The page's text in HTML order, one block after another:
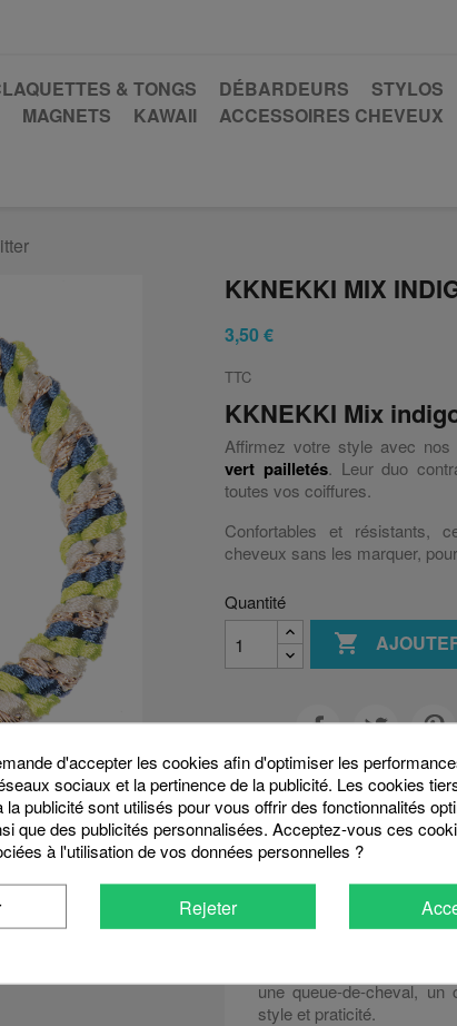
& TONGS DÉBARDEURS STYLOS
MAGNETS KAWAII ACCESSOIRES CHEVEUX
KKNEKKI MIX
3,50 €
TTC
KKNEKKI Mix
Affirmez votre style avec nos
vert pailletés. Leur duo
toutes vos coiffures.
Confortables et résistants,
cheveux sans les marquer,
Quantité

Partager
Description
Des élastiques
élastiques
distinguent par leur
une queue-de-cheval,
style et praticité.
d'accepter les cookies afin d'optimiser les
sociaux et la pertinence de la publicité. Les cookies
publicité sont utilisés pour vous offrir des fonctionnalités
que des publicités personnalisées. Acceptez-vous ces
à l'utilisation de vos données personnelles ?
Rejeter